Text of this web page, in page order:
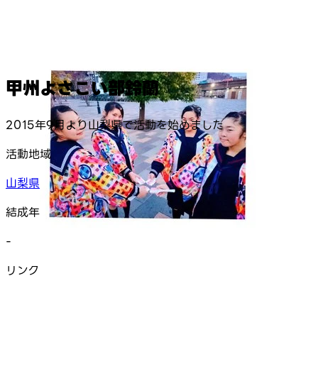
甲州よさこい部鈴蘭
2015年9月より山梨県で活動を始めました
活動地域
山梨県
結成年
-
リンク